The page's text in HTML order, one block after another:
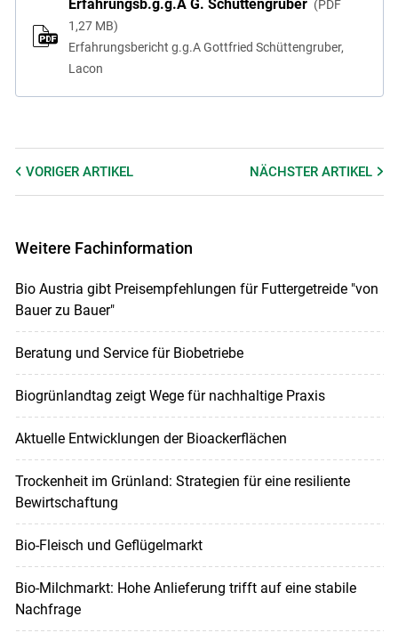
Erfahrungsb.g.g.A G. Schüttengruber
PDF
1,27 MB
Erfahrungsbericht g.g.A Gottfried Schüttengruber,
Lacon
VORIGER ARTIKEL NÄCHSTERARTIKEL
Weitere Fachinformation
Bio Austria gibt Preisempfehlungen für Futtergetreide "von
Bauer zu Bauer"
Beratung und Service für Biobetriebe
Biogrünlandtag zeigt Wege für nachhaltige Praxis
Aktuelle Entwicklungen der Bioackerflächen
Trockenheit im Grünland: Strategien für eine resiliente
Bewirtschaftung
Bio-Fleisch und Geflügelmarkt
Bio-Milchmarkt: Hohe Anlieferung trifft auf eine stabile
Nachfrage